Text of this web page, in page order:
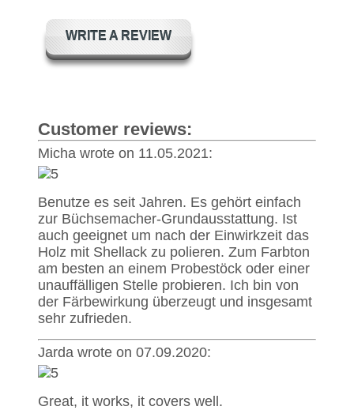
WRITE A REVIEW
Customer reviews:
Micha wrote on 11.05.2021:
Benutze es seit Jahren. Es gehört einfach
zur Büchsemacher-Grundausstattung. Ist
auch geeignet um nach der Einwirkzeit das
Holz mit Shellack zu polieren. Zum Farbton
am besten an einem Probestöck oder einer
unauffälligen Stelle probieren. Ich bin von
der Färbewirkung überzeugt und insgesamt
sehr zufrieden.
Jarda wrote on 07.09.2020:
Great, it works, it covers well.